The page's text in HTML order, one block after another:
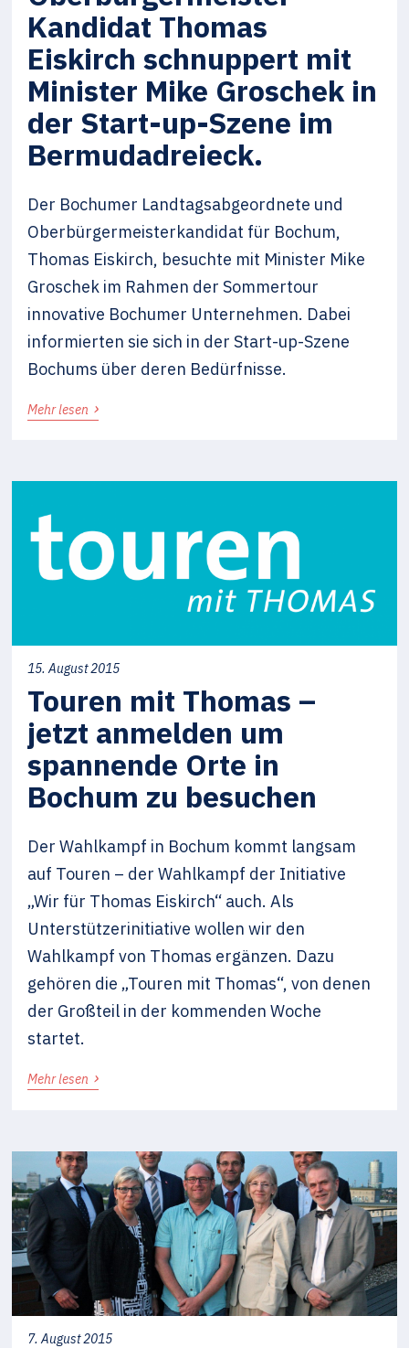
Kandidat Thomas
Eiskirch schnuppert mit
Minister Mike Groschek in
der Start-up-Szene im
Bermudadreieck.
Der Bochumer Landtagsabgeordnete und
Oberbürgermeisterkandidat für Bochum,
Thomas Eiskirch, besuchte mit Minister Mike
Groschek im Rahmen der Sommertour
innovative Bochumer Unternehmen. Dabei
informierten sie sich in der Start-up-Szene
Bochums über deren Bedürfnisse.
Mehr lesen ›
15. August 2015
Touren mit Thomas –
jetzt anmelden um
spannende Orte in
Bochum zu besuchen
Der Wahlkampf in Bochum kommt langsam
auf Touren – der Wahlkampf der Initiative
„Wir für Thomas Eiskirch“ auch. Als
Unterstützerinitiative wollen wir den
Wahlkampf von Thomas ergänzen. Dazu
gehören die „Touren mit Thomas“, von denen
der Großteil in der kommenden Woche
startet.
Mehr lesen ›
7. August 2015